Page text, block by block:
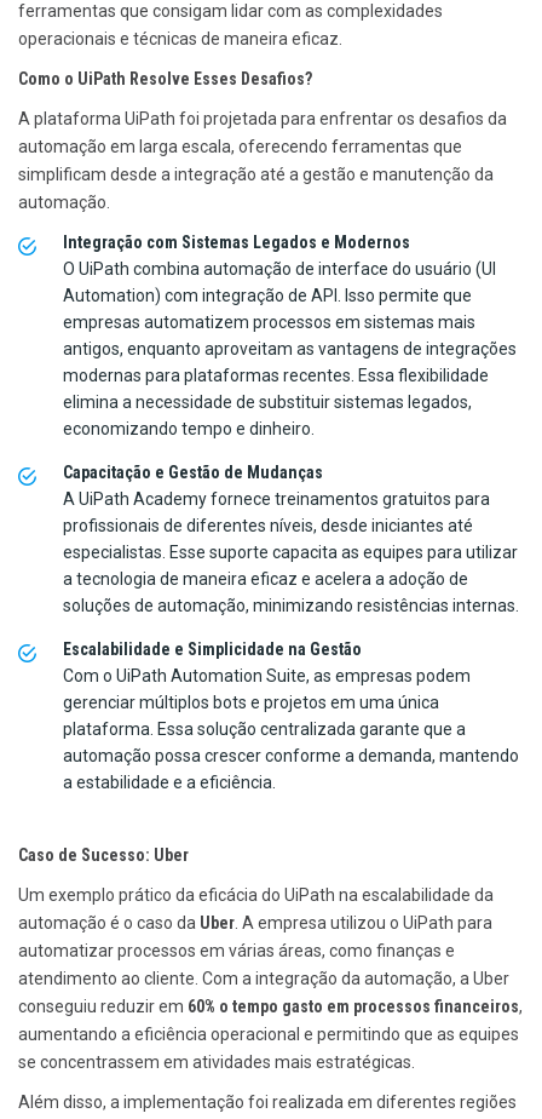
ferramentas que consigam lidar com as complexidades
operacionais e técnicas de maneira eficaz.
Como o UiPath Resolve Esses Desafios?
A plataforma UiPath foi projetada para enfrentar os desafios da
automação em larga escala, oferecendo ferramentas que
simplificam desde a integração até a gestão e manutenção da
automação.
Integração com Sistemas Legados e Modernos
O UiPath combina automação de interface do usuário (UI
Automation) com integração de API. Isso permite que
empresas automatizem processos em sistemas mais
antigos, enquanto aproveitam as vantagens de integrações
modernas para plataformas recentes. Essa flexibilidade
elimina a necessidade de substituir sistemas legados,
economizando tempo e dinheiro.
Capacitação e Gestão de Mudanças
A UiPath Academy fornece treinamentos gratuitos para
profissionais de diferentes níveis, desde iniciantes até
especialistas. Esse suporte capacita as equipes para utilizar
a tecnologia de maneira eficaz e acelera a adoção de
soluções de automação, minimizando resistências internas.
Escalabilidade e Simplicidade na Gestão
Com o UiPath Automation Suite, as empresas podem
gerenciar múltiplos bots e projetos em uma única
plataforma. Essa solução centralizada garante que a
automação possa crescer conforme a demanda, mantendo
a estabilidade e a eficiência.
Caso de Sucesso: Uber
Um exemplo prático da eficácia do UiPath na escalabilidade da
automação é o caso da Uber. A empresa utilizou o UiPath para
automatizar processos em várias áreas, como finanças e
atendimento ao cliente. Com a integração da automação, a Uber
conseguiu reduzir em 60% o tempo gasto em processos financeiros,
aumentando a eficiência operacional e permitindo que as equipes
se concentrassem em atividades mais estratégicas.
Além disso, a implementação foi realizada em diferentes regiões